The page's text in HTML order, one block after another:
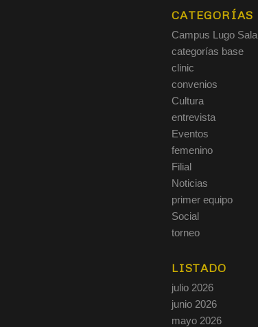
CATEGORÍAS
Campus Lugo Sala
categorías base
clinic
convenios
Cultura
entrevista
Eventos
femenino
Filial
Noticias
primer equipo
Social
torneo
LISTADO
julio 2026
junio 2026
mayo 2026